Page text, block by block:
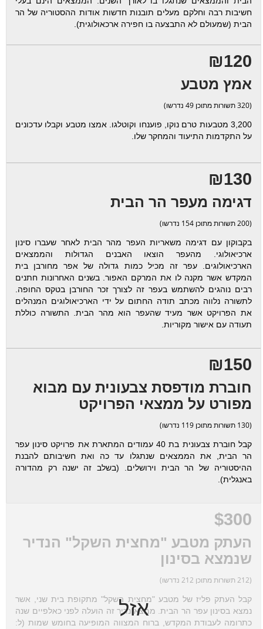
חשיבות רבה וחלקם מעלים תובנות חדשות אודות ההסטוריה של הר
הבית (שמעולם לא התבצעה בו חפירה ארכאולוגית).
₪120
אמץ מטבע
(320 תשורות מתוכן 49 נדרשו)
3,200 מטבעות טרם נוקו, פוענחו וקוטלגו. אמצו מטבע וקבלו עדכונים
על התקדמות התיעוד והמחקר שלו.
₪130
דגימה מעפר הר הבית
(200 תשורות מתוכן 154 נדרשו)
בקבוקון עם דגימה משאריות העפר מהר הבית לאחר שעברו סינון
ארכיאולוגי. מהעפר הוצאו האבנים הגדולות והממצאים
הארכיאולוגים. עפר זה מכיל כמות גדולה של אפר מחורבן בית
המקדש אשר מקנה לו את המרקם האפור. בשנים האחרונות חתנים
רבים נוהגים להשתמש בעפר זה לצורך זכר החורבן בטקס החופה.
לתשורה נלווה מכתב תודה החתום על ידי הארכיאולוגים המנהלים
את הפרויקט אשר מעיד שהעפר הוא מהר הבית. התשורה כוללת
תעודה עם אישור מקוריות.
₪150
חוברת מודפסת צבעונית עם מבוא
מפורט על ממצאי הפרויקט
(130 תשורות מתוכן 119 נדרשו)
קבל חוברת צבעונית בת 40 עמודים המתארת את פרויקט סינון עפר
הר הבית, את הממצאים שנתגלו עד כה ואת חשיבותם להבנת
ההיסטוריה של הר הבית וירושלים. (בשלב זה ישנה רק מהדורה
באנגלית).
אזל
$300
העתק מטבע "מחצית השקל" הנדיר
שנמצא בסינון
(212 תשורות מתוכן 212 נדרשו)
קבל העתק פליז של מטבע "מחצית השקל" מתקופת בית שני, אשר
נמצא בסינון עפר הר הבית. ממצא נדיר זה הועלה לפני כאלפיים שנה
כתרומה לעבודת המקדש, ברוח המצווה המופיעה בחומש שמות (ל: